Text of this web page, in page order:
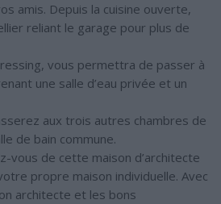
amis. Depuis la cuisine ouverte,
reliant le garage pour plus de
vous permettra de passer à
une salle d’eau privée et un
aux trois autres chambres de
de bain commune.
vous de cette maison d’architecte
propre maison individuelle. Avec
architecte et les bons